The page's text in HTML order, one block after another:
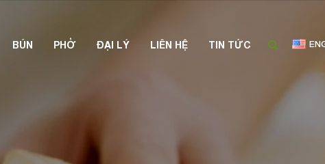
BÚN PHỞ ĐẠI LÝ LIÊN HỆ TIN TỨC